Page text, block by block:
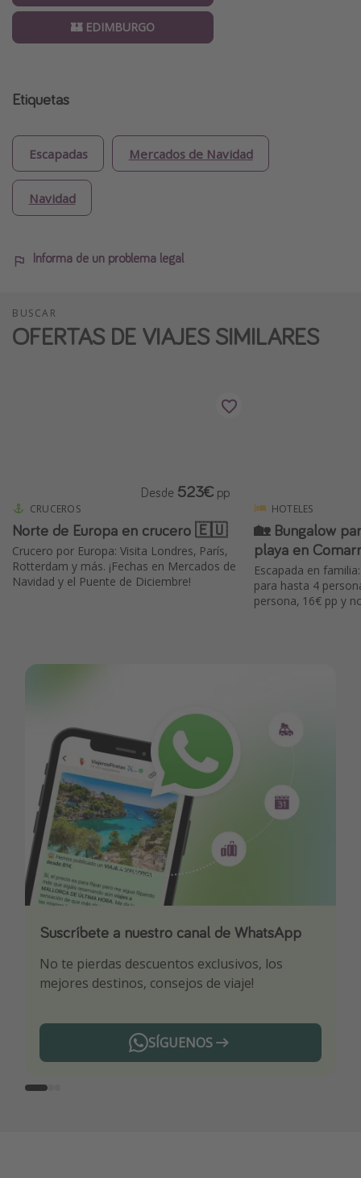
🏰 EDIMBURGO
Etiquetas
Escapadas Mercados de Navidad
Navidad
Informa de un problema legal
BUSCAR
OFERTAS DE VIAJES SIMILARES
CRUCEROS
Norte de Europa en crucero 🇪🇺
Crucero por Europa: Visita Londres, París,
Rotterdam y más. ¡Fechas en Mercados de
Navidad y el Puente de Diciembre!
Desde 523€ pp
HOTELES
🏡 Bungalow para grupos a pie de
playa en
Escapada en
para hasta 4
persona, 16€ pp y
Suscríbete a nuestro canal de WhatsApp
No te pierdas descuentos exclusivos, los
mejores destinos, consejos de viaje!
SÍGUENOS
Descarga nuestra app
Sé el primero en reservar nuestros chollazos
¡Suscríbete a nuestro canal de Telegram!
¡Recibe las mejores ofertas seleccionadas para
ti por nuestros expertos en viajes
Telegram